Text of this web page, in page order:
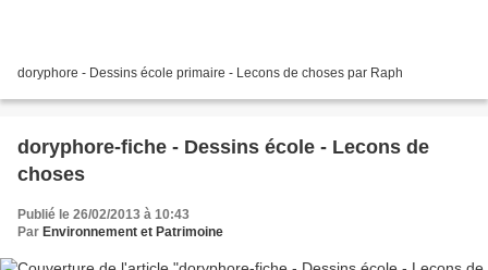
doryphore - Dessins école primaire - Lecons de choses par Raph
doryphore-fiche - Dessins école - Lecons de
choses
Publié le 26/02/2013 à 10:43
Par Environnement et Patrimoine